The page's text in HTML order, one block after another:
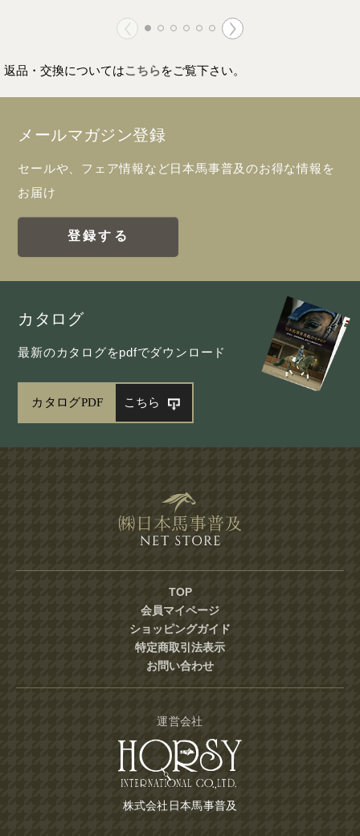
返品・交換についてはこちらをご覧下さい。
メールマガジン登録
セールや、フェア情報など日本馬事普及のお得な情報を
お届け
登録する
カタログ
最新のカタログをpdfでダウンロード
カタログPDF こちら
TOP
会員マイページ
ショッピングガイド
特定商取引法表示
お問い合わせ
運営会社
株式会社日本馬事普及